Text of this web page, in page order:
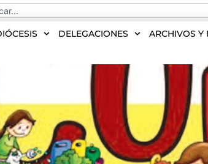
DELEGACIONES ARCHIVOS Y